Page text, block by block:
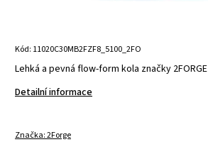
Kód: 11020C30MB2FZF8_5100_2FO
Lehká a pevná flow-form kola značky 2FORGE
Detailní informace
Značka:2Forge